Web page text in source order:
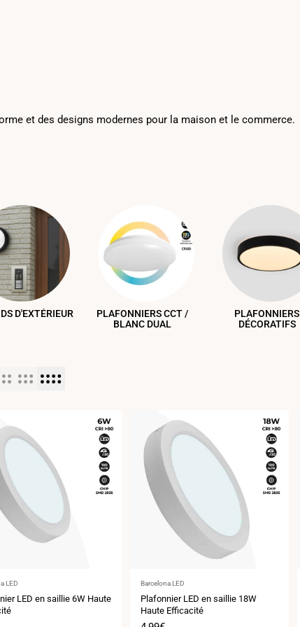
et des designs modernes pour la maison et le commerce.
D'EXTÉRIEUR
PLAFONNIERS CCT /
BLANC DUAL
PLAFONNIERS
DÉCORATIFS
LED
LED en saillie 6W Haute
Fournisseur
:
Barcelona LED
Plafonnier LED en saillie 18W
Haute Efficacité